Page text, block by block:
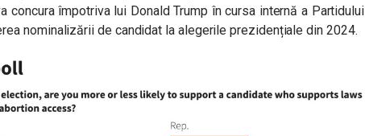
concura împotriva lui Donald Trump în cursa internă a Partidului
nominalizării de candidat la alegerile prezidențiale din 2024.